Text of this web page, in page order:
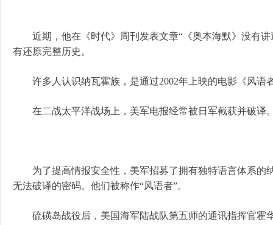
近期，他在《时代》周刊发表文章“《奥本海默》没有讲
有还原完整历史。
许多人认识纳瓦霍族，是通过2002年上映的电影《风语
在二战太平洋战场上，美军电报经常被日军截获并破译
为了提高情报安全性，美军招募了拥有独特语言体系的
无法破译的密码。他们被称作“风语者”。
硫磺岛战役后，美国海军陆战队第五师的通讯指挥官霍